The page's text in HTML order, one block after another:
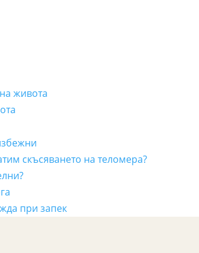
живота
скъсяването на теломера?
при запек